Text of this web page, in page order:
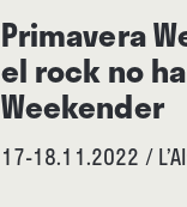
Primavera
el rock no
Weekender
17-18.11.2022 /